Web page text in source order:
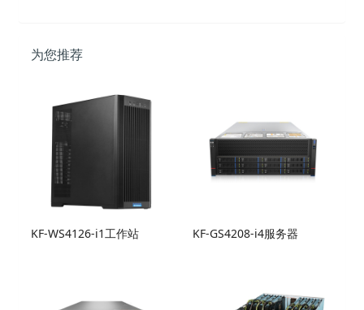
为您推荐
KF-WS4126-i1工作站 KF-GS4208-i4服务器